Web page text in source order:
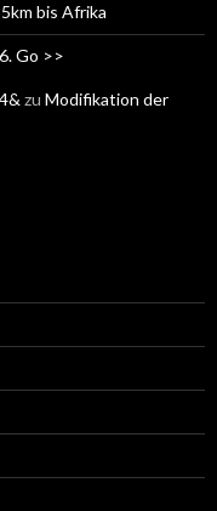
bis Afrika
Go >>
zu Modifikation der